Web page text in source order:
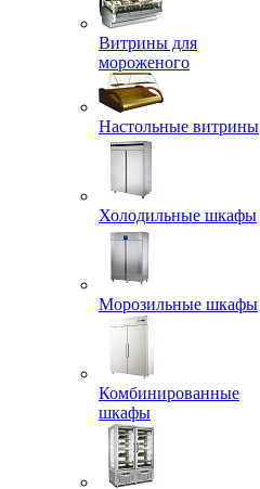
Витрины для
мороженого
Настольные витрины
Холодильные шкафы
Морозильные шкафы
Комбинированные
шкафы